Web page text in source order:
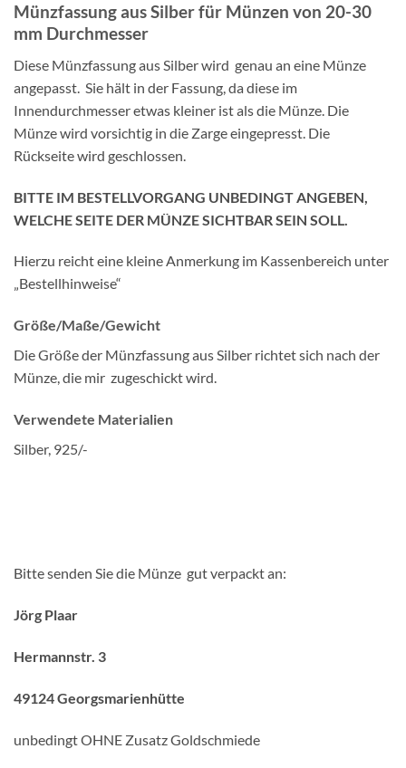
Münzfassung aus Silber für Münzen von 20-30
mm Durchmesser
Diese Münzfassung aus Silber wird genau an eine Münze
angepasst. Sie hält in der Fassung, da diese im
Innendurchmesser etwas kleiner ist als die Münze. Die
Münze wird vorsichtig in die Zarge eingepresst. Die
Rückseite wird geschlossen.
BITTE IM BESTELLVORGANG UNBEDINGT ANGEBEN,
WELCHE SEITE DER MÜNZE SICHTBAR SEIN SOLL.
Hierzu reicht eine kleine Anmerkung im Kassenbereich unter
„Bestellhinweise“
Größe/Maße/Gewicht
Die Größe der Münzfassung aus Silber richtet sich nach der
Münze, die mir zugeschickt wird.
Verwendete Materialien
Silber, 925/-
Bitte senden Sie die Münze gut verpackt an:
Jörg Plaar
Hermannstr. 3
49124 Georgsmarienhütte
unbedingt OHNE Zusatz Goldschmiede